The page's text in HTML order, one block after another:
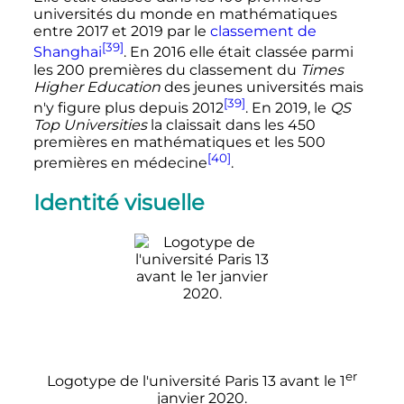
universités du monde en mathématiques
entre 2017 et 2019 par le classement de
Shanghai[39]. En 2016 elle était classée parmi
les 200 premières du classement du Times
Higher Educationdes jeunes universités mais
n'y figure plus depuis 2012[39]. En 2019, le QS
Top Universitiesla claissait dans les 450
premières en mathématiques et les 500
premières en médecine[40].
Identité visuelle
Logotype de l'université Paris 13 avant le 1er
janvier 2020.